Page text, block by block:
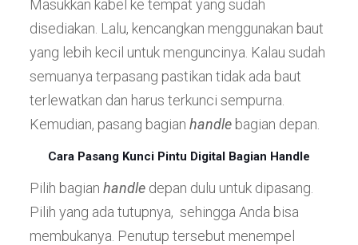
Masukkan kabel ke tempat yang sudah
disediakan. Lalu, kencangkan menggunakan baut
yang lebih kecil untuk menguncinya. Kalau sudah
semuanya terpasang pastikan tidak ada baut
terlewatkan dan harus terkunci sempurna.
Kemudian, pasang bagian handlebagian depan.
Cara Pasang Kunci Pintu Digital Bagian Handle
Pilih bagian handledepan dulu untuk dipasang.
Pilih yang ada tutupnya, sehingga Anda bisa
membukanya. Penutup tersebut menempel